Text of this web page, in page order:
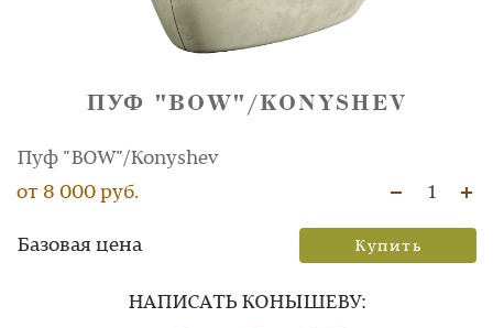
ПУФ "BOW"/KONYSHEV
Пуф "BOW"/Konyshev
от 8 000 руб.
1
Базовая цена Купить
НAПИСАТЬ КОНЫШЕВУ: